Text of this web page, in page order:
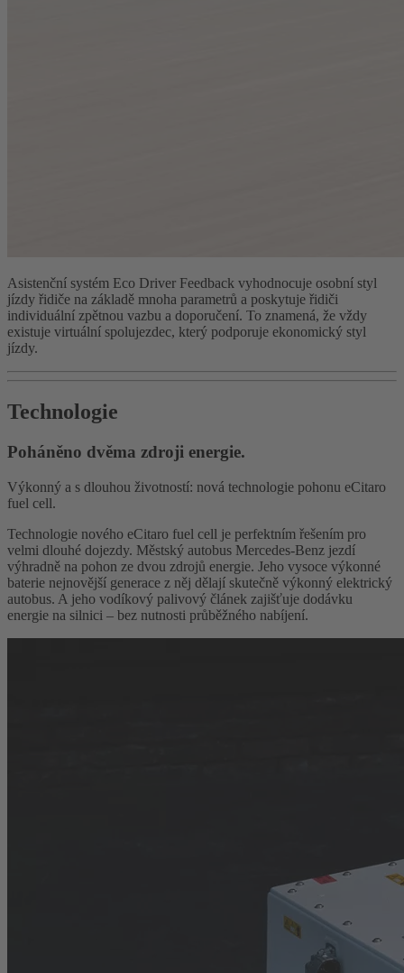
Asistenční systém Eco Driver Feedback vyhodnocuje osobní styl
jízdy řidiče na základě mnoha parametrů a poskytuje řidiči
individuální zpětnou vazbu a doporučení. To znamená, že vždy
existuje virtuální spolujezdec, který podporuje ekonomický styl
jízdy.
Technologie
Poháněno dvěma zdroji energie.
Výkonný a s dlouhou životností: nová technologie pohonu eCitaro
fuel cell.
Technologie nového eCitaro fuel cell je perfektním řešením pro
velmi dlouhé dojezdy. Městský autobus Mercedes-Benz jezdí
výhradně na pohon ze dvou zdrojů energie. Jeho vysoce výkonné
baterie nejnovější generace z něj dělají skutečně výkonný elektrický
autobus. A jeho vodíkový palivový článek zajišťuje dodávku
energie na silnici – bez nutnosti průběžného nabíjení.